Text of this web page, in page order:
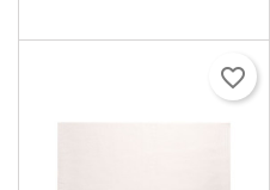
favorite_border